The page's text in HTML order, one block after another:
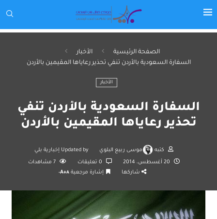
الصفحة الرئيسية
الأخبار
السفارة السعودية بالأردن تنفي تحذير رعاياها المقيمين بالأردن
الأخبار
السفارة السعودية بالأردن تنفي
تحذير رعاياها المقيمين بالأردن
كتبه موسى ربيع البلوي Updated by إخبارية بلي
20 أغسطس، 2014 7 مشاهدات
شاركها
إشارة مرجعية A+A-